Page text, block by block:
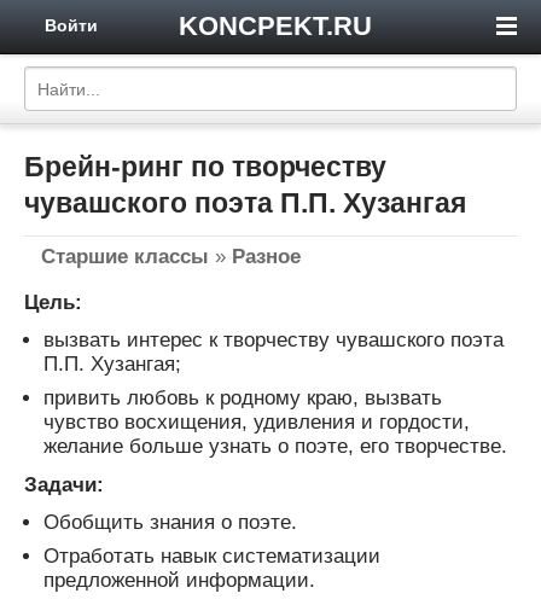
KONCPEKT.RU
Войти
Брейн-ринг по творчеству
чувашского поэта П.П. Хузангая
Старшие классы » Разное
Цель:
вызвать интерес к творчеству чувашского поэта
П.П. Хузангая;
привить любовь к родному краю, вызвать
чувство восхищения, удивления и гордости,
желание больше узнать о поэте, его творчестве.
Задачи:
Обобщить знания о поэте.
Отработать навык систематизации
предложенной информации.